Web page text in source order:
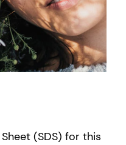
(SDS) for this